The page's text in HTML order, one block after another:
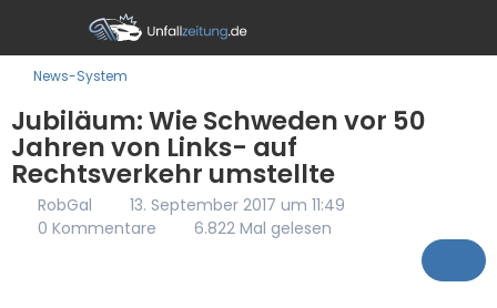
News-System
Jubiläum: Wie Schweden vor 50
Jahren von Links- auf
Rechtsverkehr umstellte
RobGal
13. September 2017 um 11:49
0 Kommentare
6.822 Mal gelesen